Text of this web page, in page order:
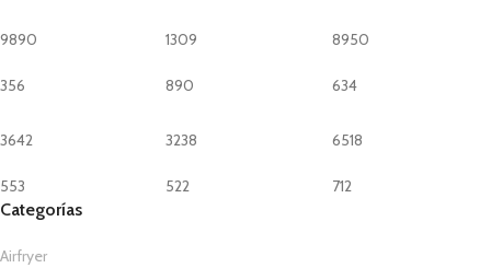
9890
356
1309
890
8950
634
3642
553
3238
522
6518
712
Categorías
Airfryer